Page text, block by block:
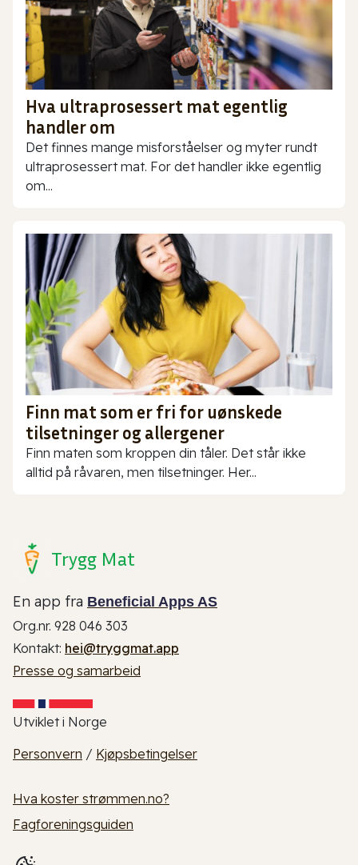
Hva ultraprosessert mat egentlig
handler om
Det finnes mange misforståelser og myter rundt
ultraprosessert mat. For det handler ikke egentlig
om...
Finn mat som er fri for uønskede
tilsetninger og allergener
Finn maten som kroppen din tåler. Det står ikke
alltid på råvaren, men tilsetninger. Her...
Trygg Mat
En app fra Beneficial Apps AS
Org.nr. 928 046 303
Kontakt: hei@tryggmat.app
Presse og samarbeid
Utviklet i Norge
Personvern / Kjøpsbetingelser
Hva koster strømmen.no?
Fagforeningsguiden